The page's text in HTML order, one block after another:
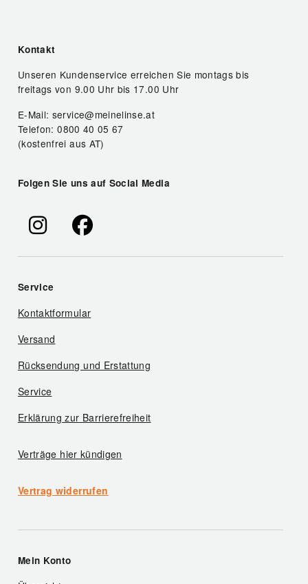
Kontakt
Unseren Kundenservice erreichen Sie montags bis
freitags von 9.00 Uhr bis 17.00 Uhr
E-Mail: service@meinelinse.at
Telefon: 0800 40 05 67
(kostenfrei aus AT)
Folgen Sie uns auf Social Media
Service
Kontaktformular
Versand
Rücksendung und Erstattung
Service
Erklärung zur Barrierefreiheit
Verträge hier kündigen
Vertrag widerrufen
Mein Konto